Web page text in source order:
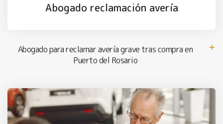
Abogado reclamación avería
Abogado para reclamar avería grave tras compra en
Puerto del Rosario